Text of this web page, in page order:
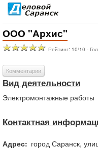
ООО "Архис"
Рейтинг: 10/10 -
Комментарии
Вид деятельности
Электромонтажные работы
Контактная
Адрес: город Саранск,